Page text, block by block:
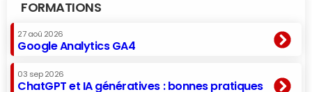
FORMATIONS
27 aoû 2026
Google Analytics GA4
03 sep 2026
ChatGPT et IA génératives : bonnes pratiques